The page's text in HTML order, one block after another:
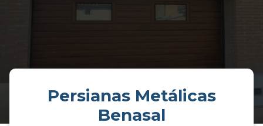
Persianas Metálicas
Benasal